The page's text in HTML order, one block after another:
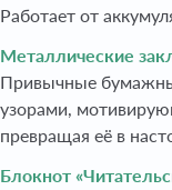
Работает от
Металлические
Привычные
узорами,
превращая её в
Блокнот